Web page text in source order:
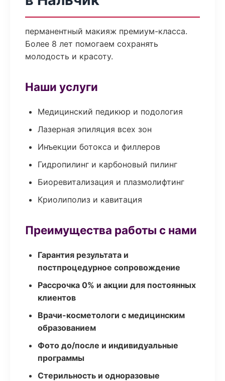
перманентный макияж премиум-класса.
Более 8 лет помогаем сохранять
молодость и красоту.
Наши услуги
Медицинский педикюр и подология
Лазерная эпиляция всех зон
Инъекции ботокса и филлеров
Гидропилинг и карбоновый пилинг
Биоревитализация и плазмолифтинг
Криолиполиз и кавитация
Преимущества работы с нами
Гарантия результата и
постпроцедурное сопровождение
Рассрочка 0% и акции для постоянных
клиентов
Врачи-косметологи с медицинским
образованием
Фото до/после и индивидуальные
программы
Стерильность и одноразовые